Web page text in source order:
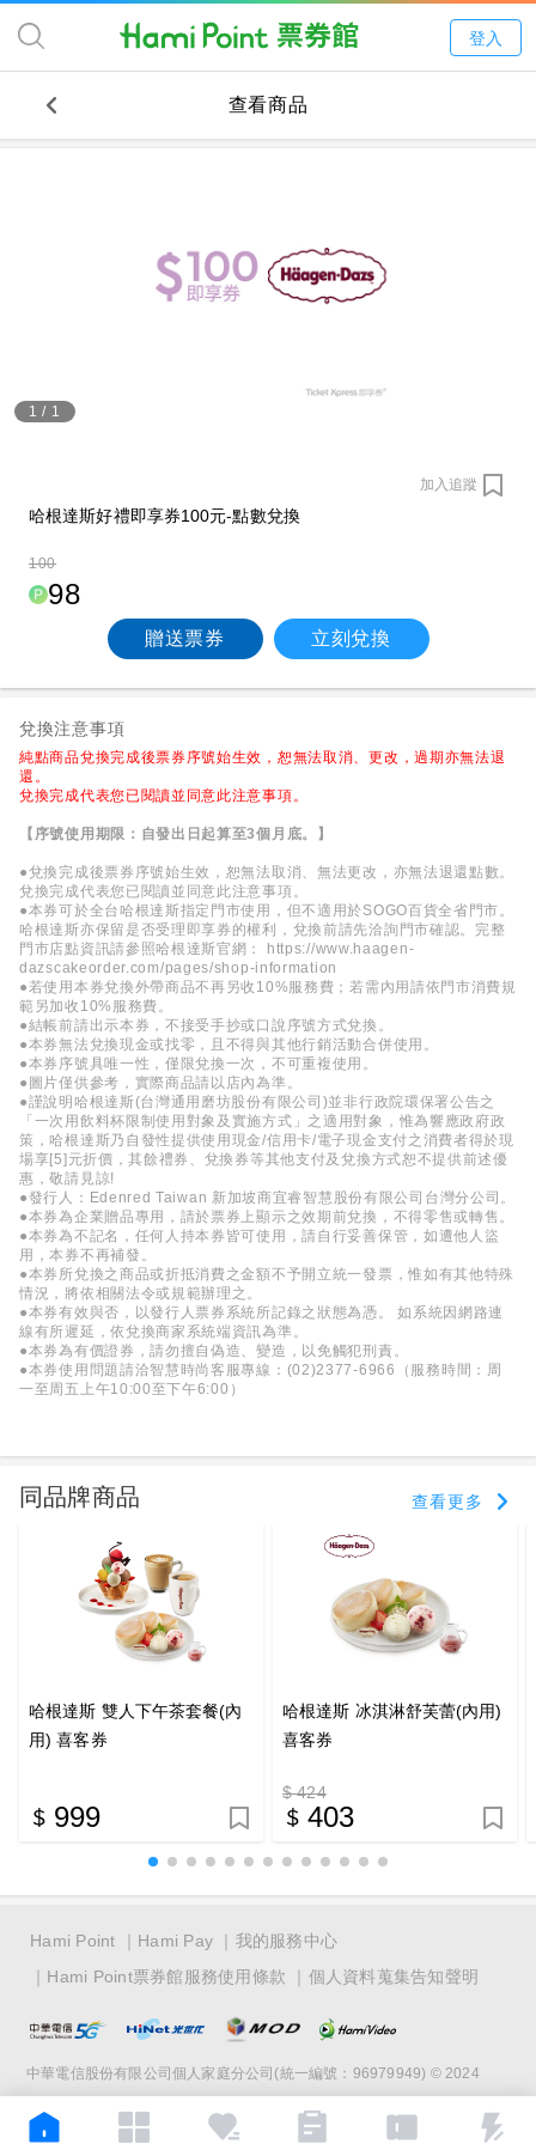
登入
查看商品
1 / 1
加入追蹤
哈根達斯好禮即享券100元-點數兌換
100
98
贈送票券 立刻兌換
兌換注意事項
純點商品兌換完成後票券序號始生效，恕無法取消、更改，過期亦無法退
還。
兌換完成代表您已閱讀並同意此注意事項。
【序號使用期限：自發出日起算至3個月底。】
●兌換完成後票券序號始生效，恕無法取消、無法更改，亦無法退還點數。
兌換完成代表您已閱讀並同意此注意事項。
●本券可於全台哈根達斯指定門市使用，但不適用於SOGO百貨全省門市。
哈根達斯亦保留是否受理即享券的權利，兌換前請先洽詢門市確認。完整
門市店點資訊請參照哈根達斯官網：
https://www.haagen-
dazscakeorder.com/pages/shop-information
●若使用本券兌換外帶商品不再另收10%服務費；若需內用請依門市消費規
範另加收10%服務費。
●結帳前請出示本券，不接受手抄或口說序號方式兌換。
●本券無法兌換現金或找零，且不得與其他行銷活動合併使用。
●本券序號具唯一性，僅限兌換一次，不可重複使用。
●圖片僅供參考，實際商品請以店內為準。
●謹說明哈根達斯(台灣通用磨坊股份有限公司)並非行政院環保署公告之
「一次用飲料杯限制使用對象及實施方式」之適用對象，惟為響應政府政
策，哈根達斯乃自發性提供使用現金/信用卡/電子現金支付之消費者得於現
場享[5]元折價，其餘禮券、兌換券等其他支付及兌換方式恕不提供前述優
惠，敬請見諒!
●發行人：Edenred Taiwan 新加坡商宜睿智慧股份有限公司台灣分公司。
●本券為企業贈品專用，請於票券上顯示之效期前兌換，不得零售或轉售。
●本券為不記名，任何人持本券皆可使用，請自行妥善保管，如遭他人盜
用，本券不再補發。
●本券所兌換之商品或折抵消費之金額不予開立統一發票，惟如有其他特殊
情況，將依相關法令或規範辦理之。
●本券有效與否，以發行人票券系統所記錄之狀態為憑。 如系統因網路連
線有所遲延，依兌換商家系統端資訊為準。
●本券為有價證券，請勿擅自偽造、變造，以免觸犯刑責。
●本券使用問題請洽智慧時尚客服專線：(02)2377-6966（服務時間：周
一至周五上午10:00至下午6:00）
同品牌商品 查看更多
哈根達斯 雙人下午茶套餐(內
用) 喜客券
999
哈根達斯 冰淇淋舒芙蕾(內用)
喜客券
$ 424
403
Hami Point Hami Pay
我的服務中心
Hami Point票券館服務使用條款
個人資料蒐集告知聲明
中華電信股份有限公司個人家庭分公司(統一編號：96979949) © 2024